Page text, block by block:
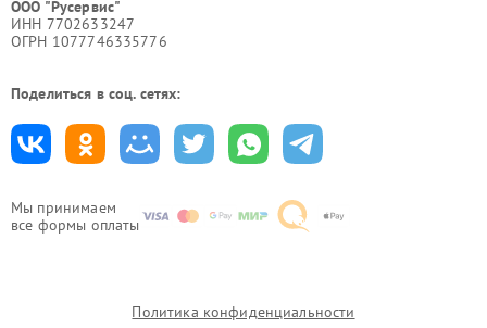
Мы принимаем
все формы оплаты
ООО "Русервис"
ИНН 7702633247
ОГРН 1077746335776
Поделиться в соц. сетях:
Политика конфиденциальности